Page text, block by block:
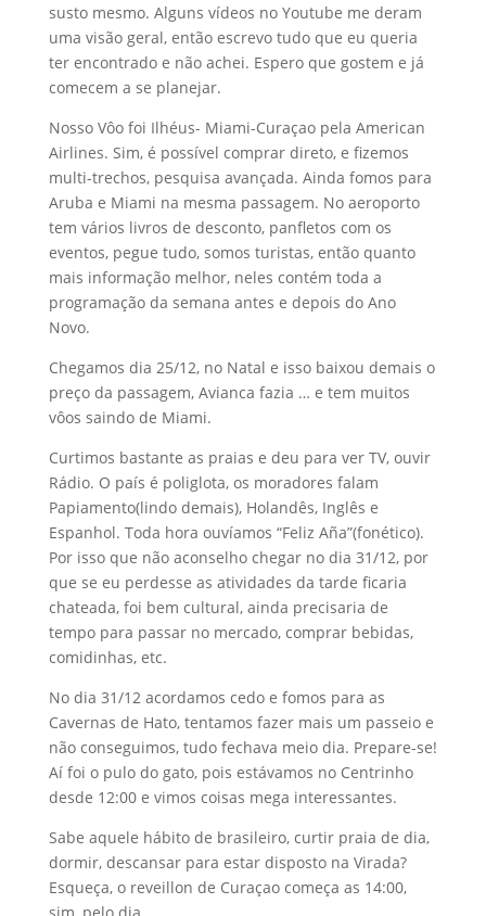
susto mesmo. Alguns vídeos no Youtube me deram
uma visão geral, então escrevo tudo que eu queria
ter encontrado e não achei. Espero que gostem e já
comecem a se planejar.
Nosso Vôo foi Ilhéus- Miami-Curaçao pela American
Airlines. Sim, é possível comprar direto, e fizemos
multi-trechos, pesquisa avançada. Ainda fomos para
Aruba e Miami na mesma passagem. No aeroporto
tem vários livros de desconto, panfletos com os
eventos, pegue tudo, somos turistas, então quanto
mais informação melhor, neles contém toda a
programação da semana antes e depois do Ano
Novo.
Chegamos dia 25/12, no Natal e isso baixou demais o
preço da passagem, Avianca fazia … e tem muitos
vôos saindo de Miami.
Curtimos bastante as praias e deu para ver TV, ouvir
Rádio. O país é poliglota, os moradores falam
Papiamento(lindo demais), Holandês, Inglês e
Espanhol. Toda hora ouvíamos “Feliz Aña”(fonético).
Por isso que não aconselho chegar no dia 31/12, por
que se eu perdesse as atividades da tarde ficaria
chateada, foi bem cultural, ainda precisaria de
tempo para passar no mercado, comprar bebidas,
comidinhas, etc.
No dia 31/12 acordamos cedo e fomos para as
Cavernas de Hato, tentamos fazer mais um passeio e
não conseguimos, tudo fechava meio dia. Prepare-se!
Aí foi o pulo do gato, pois estávamos no Centrinho
desde 12:00 e vimos coisas mega interessantes.
Sabe aquele hábito de brasileiro, curtir praia de dia,
dormir, descansar para estar disposto na Virada?
Esqueça, o reveillon de Curaçao começa as 14:00,